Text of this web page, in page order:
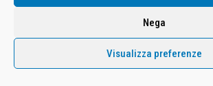
Nega
Visualizza preferenze